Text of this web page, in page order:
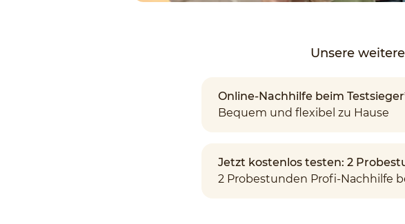
Unsere
Online-Nachhilfe beim
Bequem und flexibel zu Hause
Jetzt kostenlos testen: 2
2 Probestunden Profi-Nachhilfe